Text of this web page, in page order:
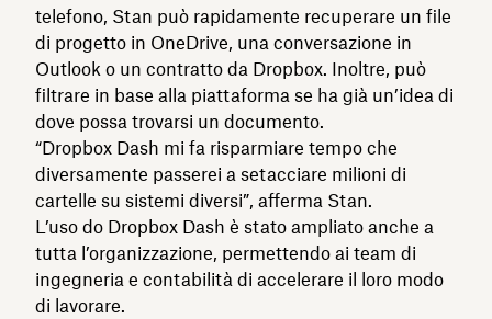
telefono, Stan può rapidamente recuperare un file
di progetto in OneDrive, una conversazione in
Outlook o un contratto da Dropbox. Inoltre, può
filtrare in base alla piattaforma se ha già un’idea di
dove possa trovarsi un documento.
“Dropbox Dash mi fa risparmiare tempo che
diversamente passerei a setacciare milioni di
cartelle su sistemi diversi”, afferma Stan.
L’uso do Dropbox Dash è stato ampliato anche a
tutta l’organizzazione, permettendo ai team di
ingegneria e contabilità di accelerare il loro modo
di lavorare.